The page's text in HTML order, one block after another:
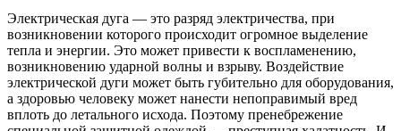
Электрическая дуга — это разряд электричества, при
возникновении которого происходит огромное выделение
тепла и энергии. Это может привести к воспламенению,
возникновению ударной волны и взрыву. Воздействие
электрической дуги может быть губительно для оборудования,
а здоровью человеку может нанести непоправимый вред
вплоть до летального исхода. Поэтому пренебрежение